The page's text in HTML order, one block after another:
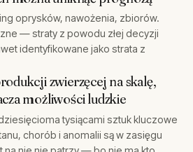
oprysków, nawożenia, zbiorów.
— straty z powodu złej decyzji
identyfikowane jako strata z
zwierzęcej na skalę,
możliwości ludzkie
tysiącami sztuk kluczowe
chorób i anomalii są w zasięgu